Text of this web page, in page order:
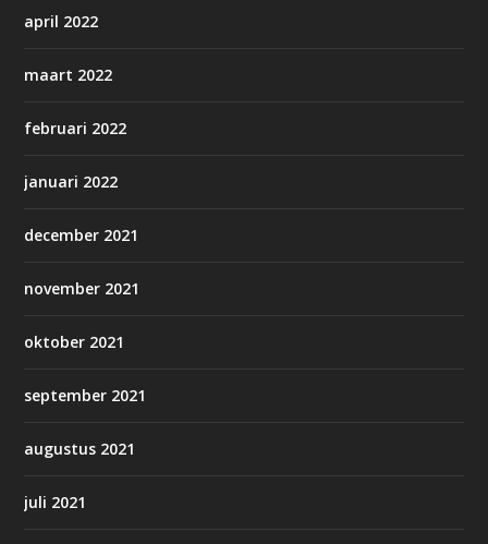
april 2022
maart 2022
februari 2022
januari 2022
december 2021
november 2021
oktober 2021
september 2021
augustus 2021
juli 2021